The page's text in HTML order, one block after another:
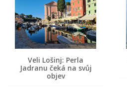
Veli Lošinj: Perla
Jadranu čeká na svůj
objev